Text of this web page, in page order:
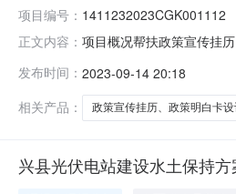
项目编号： 1411232023CGK001112
正文内容： 项目概况帮扶政策宣传挂
文号：ZFCG-141123-
发布时间： 2023-09-14 20:18
相关产品：
政策宣传挂历、政策明白卡
兴县光伏电站建设水土保持